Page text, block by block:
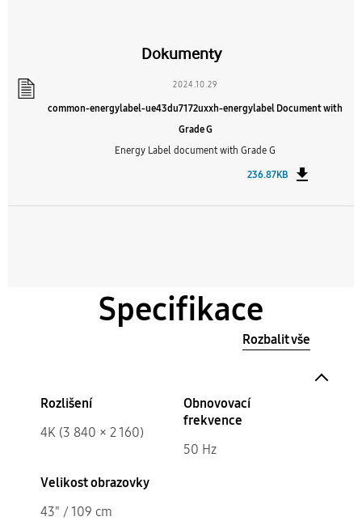
Dokumenty
2024.10.29
common-energylabel-ue43du7172uxxh-energylabel Document with
Grade G
Energy Label document with Grade G
236.87KB
Specifikace
Rozbalit vše
Rozlišení
4K (3 840 × 2 160)
Obnovovací
frekvence
50 Hz
Velikost obrazovky
43" / 109 cm